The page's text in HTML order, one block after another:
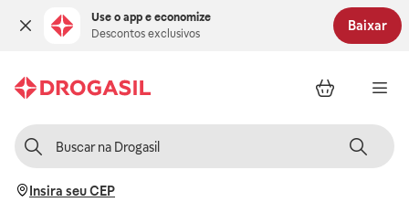
Use o app e economize
Descontos exclusivos
Baixar
Insira seu CEP